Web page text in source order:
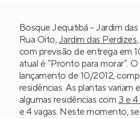
Bosque Jequitibá - Jardim
Rua Oito,Jardim das Perdizes,
com previsão de entrega em
atual é “Pronto para morar”.
lançamento de 10/2012,
residências. As plantas variam
algumas residências com 3 e
e 4 vagas. Neste momento,